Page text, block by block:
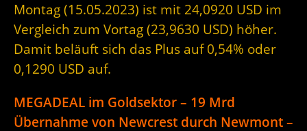
Montag (15.05.2023) ist mit 24,0920 USD im
Vergleich zum Vortag (23,9630 USD) höher.
Damit beläuft sich das Plus auf 0,54% oder
0,1290 USD auf.
MEGADEAL im Goldsektor – 19 Mrd
Übernahme von Newcrest durch Newmont –